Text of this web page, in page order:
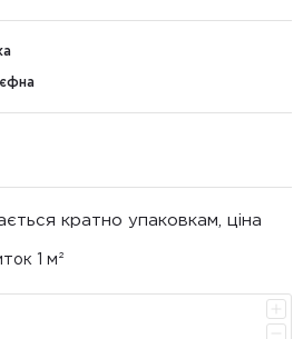
кратно упаковкам, ціна
1 м²